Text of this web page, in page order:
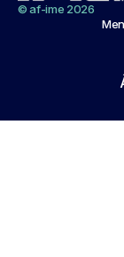
© af-ime 2026